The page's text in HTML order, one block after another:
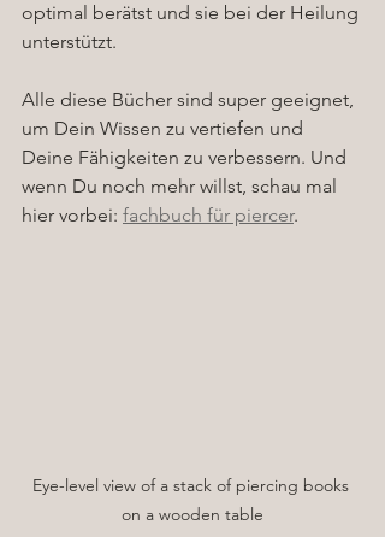
optimal berätst und sie bei der Heilung
unterstützt.
Alle diese Bücher sind super geeignet,
um Dein Wissen zu vertiefen und
Deine Fähigkeiten zu verbessern. Und
wenn Du noch mehr willst, schau mal
hier vorbei: fachbuch für piercer.
Eye-level view of a stack of piercing books
on a wooden table